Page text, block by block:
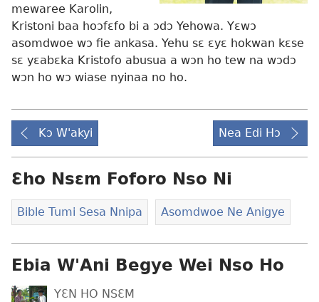
mewaree Karolin,
Kristoni baa hoɔfɛfo bi a ɔdɔ Yehowa. Yɛwɔ
asomdwoe wɔ fie ankasa. Yehu sɛ ɛyɛ hokwan kɛse
sɛ yɛabɛka Kristofo abusua a wɔn ho tew na wɔdɔ
wɔn ho wɔ wiase nyinaa no ho.
Kɔ W'akyi Nea Edi Hɔ
Ɛho Nsɛm Foforo Nso Ni
Bible Tumi Sesa Nnipa Asomdwoe Ne Anigye
Ebia W'Ani Begye Wei Nso Ho
YƐN HO NSƐM